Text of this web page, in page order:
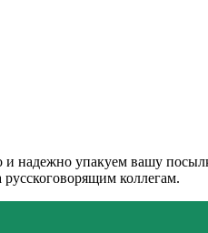
упакуем вашу
коллегам.